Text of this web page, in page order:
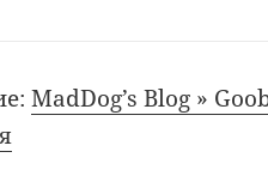
MadDog’s Blog »